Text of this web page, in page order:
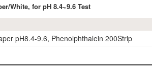
White, for pH 8.4~9.6 Test
pH8.4-9.6, Phenolphthalein 200Strip